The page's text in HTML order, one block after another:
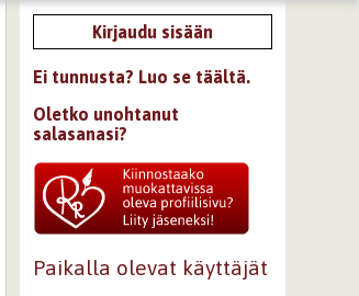
Kirjaudu sisään
Ei tunnusta? Luo se täältä.
Oletko unohtanut
salasanasi?
Paikalla olevat käyttäjät